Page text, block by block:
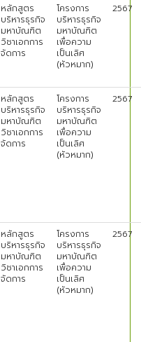
หลักสูตร
บริหารธุรกิจ
มหาบัณฑิต
วิชาเอกการ
จัดการ
โครงการ
บริหารธุรกิจ
มหาบัณฑิต
เพื่อความ
เป็นเลิศ
(หัวหมาก)
2567
หลักสูตร
บริหารธุรกิจ
มหาบัณฑิต
วิชาเอกการ
จัดการ
โครงการ
บริหารธุรกิจ
มหาบัณฑิต
เพื่อความ
เป็นเลิศ
(หัวหมาก)
2567
หลักสูตร
บริหารธุรกิจ
มหาบัณฑิต
วิชาเอกการ
จัดการ
โครงการ
บริหารธุรกิจ
มหาบัณฑิต
เพื่อความ
เป็นเลิศ
(หัวหมาก)
2567